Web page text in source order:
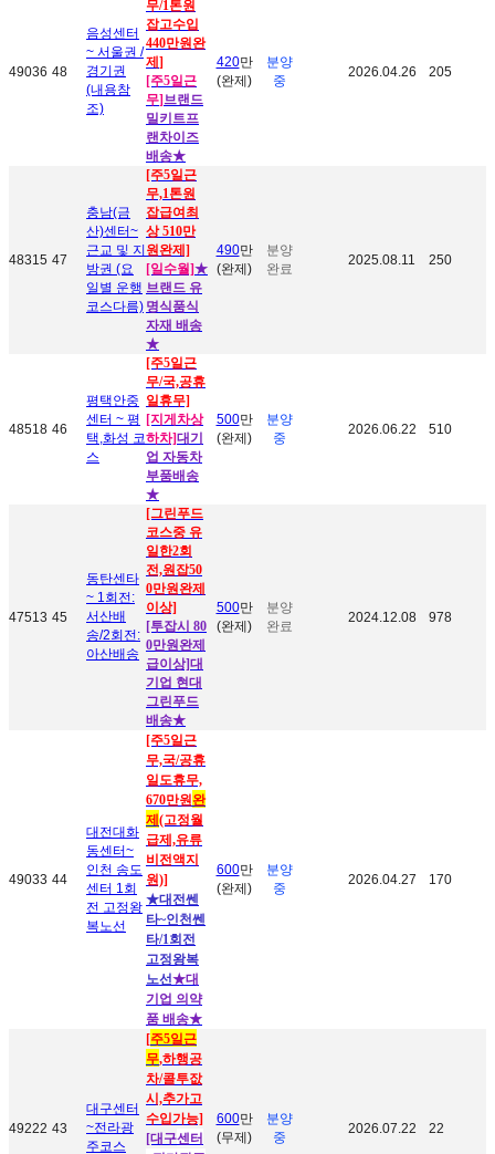
49036 48
음성센터
~ 서울권 /
경기권
(내용참
조)
무/1톤원
잡고수입
440만원완
제 ]
[주5일근
무]브랜드
밀키트프
랜차이즈
배송★
420만
(완제)
분양
중
2026.04.26 205
48315 47
충남(금
산)센터~
근교 및 지
방권 (요
일별 운행
코스다름)
[주5일근
무,1톤원
잡급여최
상 510만
원완제]
[일수월]★
브랜드 유
명식품식
자재 배송
★
490만
(완제)
분양
완료
2025.08.11 250
48518 46
평택안중
센터 ~ 평
택,화성 코
스
[주5일근
무/국,공휴
일휴무]
[지게차상
하차]대기
업 자동차
부품배송
★
500만
(완제)
분양
중
2026.06.22 510
47513 45
동탄센타
~ 1회전:
서산배
송/2회전:
아산배송
[그린푸드
코스중 유
일한2회
전,원잡50
0만원완제
이상]
[투잡시 80
0만원완제
급이상]대
기업 현대
그린푸드
배송★
500만
(완제)
분양
완료
2024.12.08 978
49033 44
대전대화
동센터~
인천 송도
센터 1회
전 고정왕
복노선
[주5일근
무,국/공휴
일도휴무,
670만원완
제 (고정월
급제,유류
비전액지
원)]
★대전쎈
타~인천쎈
타/1회전
고정왕복
노선★대
기업 의약
품 배송★
600만
(완제)
분양
중
2026.04.27 170
49222 43
대구센터
~전라광
주코스
[주5일근
무,하행공
차/콜투잢
시,추가고
수입가능]
[대구센터
600만
(무제)
분양
중
2026.07.22 22